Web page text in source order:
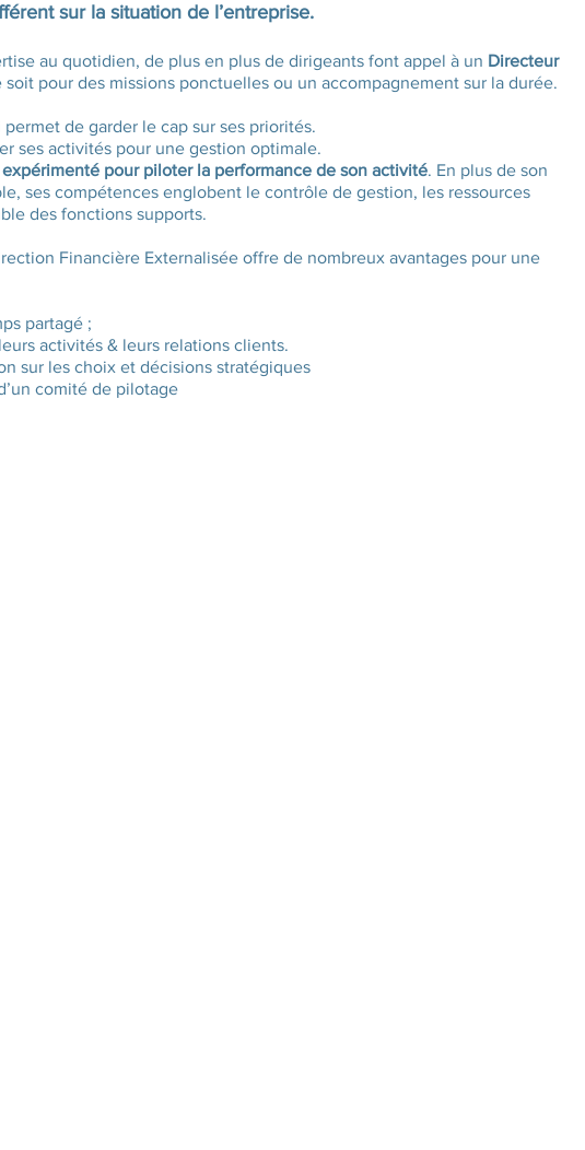
sur la situation de l’entreprise.
au quotidien, de plus en plus de dirigeants font appel à un Directeur
soit pour des missions ponctuelles ou un accompagnement sur la durée.
de garder le cap sur ses priorités.
ses activités pour une gestion optimale.
expérimenté pour piloter la performance de son activité. En plus de son
ses compétences englobent le contrôle de gestion, les ressources
des fonctions supports.
Financière Externalisée offre de nombreux avantages pour une
partagé ;
activités & leurs relations clients.
sur les choix et décisions stratégiques
comité de pilotage